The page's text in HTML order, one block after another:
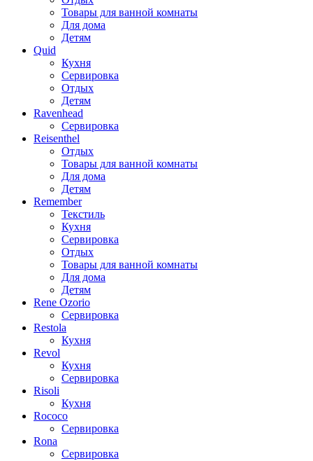
Товары для ванной комнаты
Для дома
Детям
Quid
Кухня
Сервировка
Отдых
Детям
Ravenhead
Сервировка
Reisenthel
Отдых
Товары для ванной комнаты
Для дома
Детям
Remember
Текстиль
Кухня
Сервировка
Отдых
Товары для ванной комнаты
Для дома
Детям
Rene Ozorio
Сервировка
Restola
Кухня
Revol
Кухня
Сервировка
Risoli
Кухня
Rococo
Сервировка
Rona
Сервировка